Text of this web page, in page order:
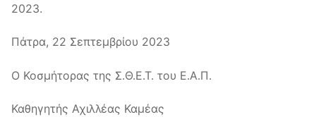
2023.
Πάτρα, 22 Σεπτεμβρίου 2023
Ο Κοσμήτορας της Σ.Θ.Ε.Τ. του Ε.Α.Π.
Καθηγητής Αχιλλέας Καμέας